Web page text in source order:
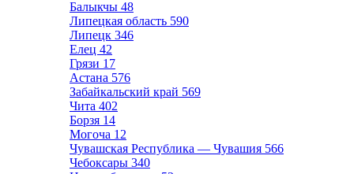
Балыкчы 48
Липецкая область 590
Липецк 346
Елец 42
Грязи 17
Астана 576
Забайкальский край 569
Чита 402
Борзя 14
Могоча 12
Чувашская Республика — Чувашия 566
Чебоксары 340